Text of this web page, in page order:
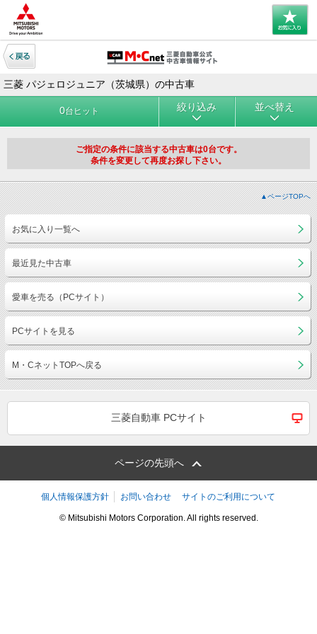
三菱 パジェロジュニア（茨城県）の中古車
0台ヒット 絞り込み 並べ替え
ご指定の条件に該当する中古車は0台です。
条件を変更して再度お探し下さい。
▲ページTOPへ
お気に入り一覧へ
最近見た中古車
愛車を売る（PCサイト）
PCサイトを見る
M・CネットTOPへ戻る
三菱自動車 PCサイト
ページの先頭へ
個人情報保護方針 お問い合わせ サイトのご利用について
© Mitsubishi Motors Corporation. All rights reserved.